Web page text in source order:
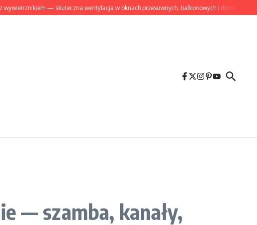
— skuteczna wentylacja w oknach przesuwnych, balkonowych i drzwiach przylgowych
— szamba, kanały,